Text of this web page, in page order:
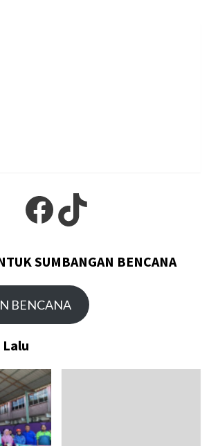
Facebook
TikTok
SUMBANGAN BENCANA
BENCANA